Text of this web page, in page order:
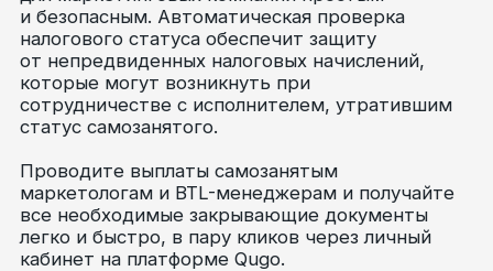
Калькулятор ФОТ
Компания
О компании
Вопросы и ответы
Блог
Вебинары
Партнёрская программа
Бухгалтерам
HR-специалистам
Копирайтерам
Маркетологам
Блогерам